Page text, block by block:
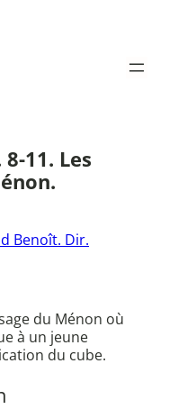
11. Les
Benoît. Dir.
du Ménon où
à un jeune
du cube.